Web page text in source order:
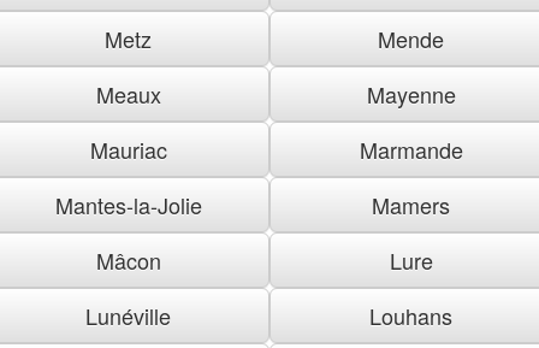
Metz
Mende
Meaux
Mayenne
Mauriac
Marmande
Mantes-la-Jolie
Mamers
Mâcon
Lure
Lunéville
Louhans